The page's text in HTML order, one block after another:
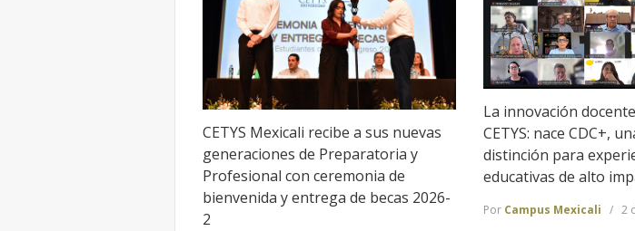
CETYS Mexicali recibe a sus nuevas
generaciones de Preparatoria y
Profesional con ceremonia de
bienvenida y entrega de becas 2026-
2
La innovación
CETYS: nace CDC+,
distinción para
educativas de alto
Por Campus Mexicali 2